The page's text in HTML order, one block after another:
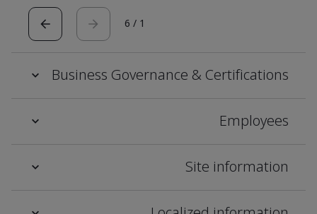
1
/
6
Business Governance & Certifications
Employees
Site information